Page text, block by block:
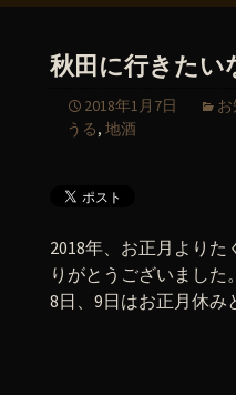
秋田に行きた
2018年1月7日
うる, 地酒
2018年、お正月より
りがとうございました。
8日、9日はお正月休み